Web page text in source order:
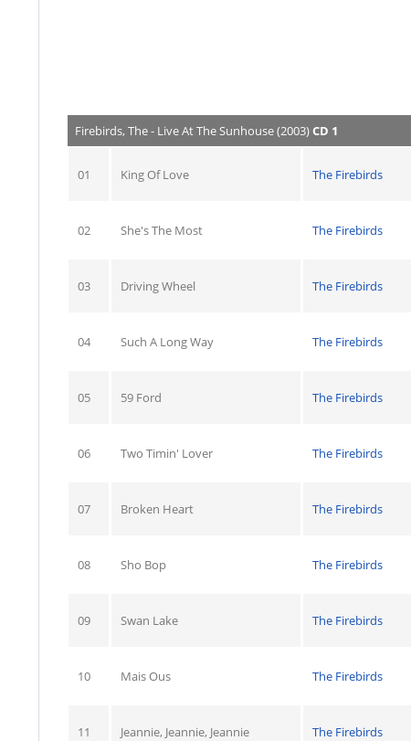
Firebirds, The - Live At The Sunhouse (2003)CD 1
01 King Of Love The Firebirds
02 She's The Most The Firebirds
03 Driving Wheel The Firebirds
04 Such A Long Way The Firebirds
05 59 Ford The Firebirds
06 Two Timin' Lover The Firebirds
07 Broken Heart The Firebirds
08 Sho Bop The Firebirds
09 Swan Lake The Firebirds
10 Mais Ous The Firebirds
11 Jeannie, Jeannie, Jeannie The Firebirds